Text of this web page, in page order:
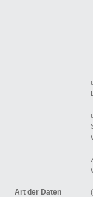
Art der Daten